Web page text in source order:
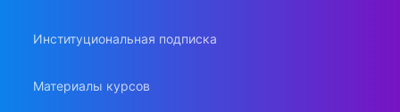
Институциональная подписка
Материалы курсов